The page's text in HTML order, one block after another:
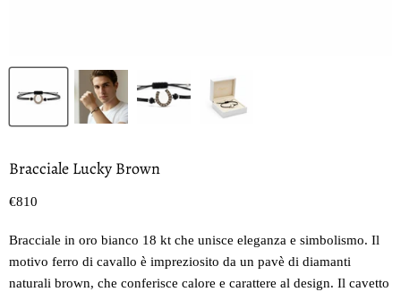
Bracciale Lucky Brown
Prezzo oggi
€810
Bracciale in oro bianco 18 kt che unisce eleganza e simbolismo. Il
motivo ferro di cavallo è impreziosito da un pavè di diamanti
naturali brown, che conferisce calore e carattere al design. Il cavetto